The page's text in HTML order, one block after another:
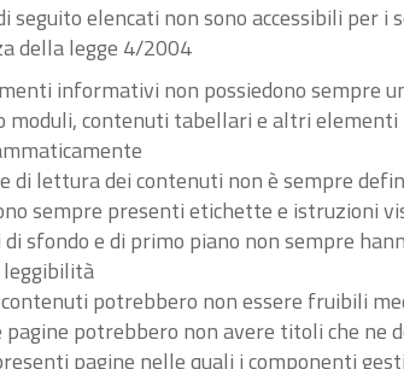
seguito elencati non sono accessibili per i
della legge 4/2004
informativi non possiedono sempre
moduli, contenuti tabellari e altri
di lettura dei contenuti non è sempre
sempre presenti etichette e istruzioni
di sfondo e di primo piano non sempre
leggibilità
potrebbero non essere fruibili
pagine potrebbero non avere titoli che ne
pagine nelle quali i componenti